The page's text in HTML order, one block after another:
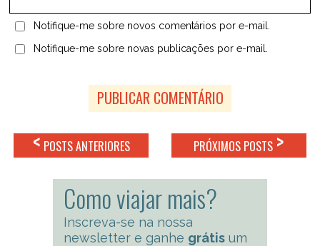
Notifique-me sobre novos comentários por e-mail.
Notifique-me sobre novas publicações por e-mail.
< POSTS ANTERIORES PRÓXIMOS POSTS>
Como viajar mais?
Inscreva-se na nossa
newsletter e ganhe grátis um